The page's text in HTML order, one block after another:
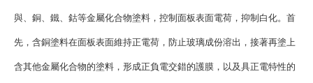
與、銅、鐵、鈷等金屬化合物塗料，控制面板表面電荷，抑制白化。首
先，含銅塗料在面板表面維持正電荷，防止玻璃成份溶出，接著再塗上
含其他金屬化合物的塗料，形成正負電交錯的護膜，以及具正電特性的